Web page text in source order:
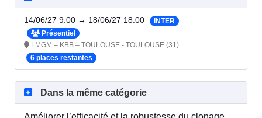
14/06/27 9:00 → 18/06/27 18:00
INTER
Présentiel
LMGM – KBB – TOULOUSE - TOULOUSE (31)
6 places restantes
Dans la même catégorie